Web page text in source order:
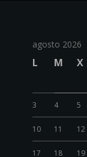
agosto 2026
L M X
3 4 5
10 11 12
17 18 19